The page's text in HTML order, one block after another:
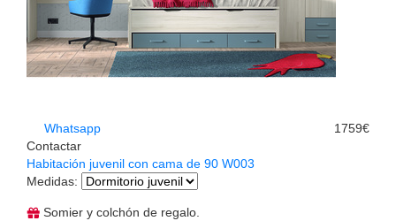
Whatsapp
Contactar
1759€
Habitación juvenil con cama de 90 W003
Medidas:
Somier y colchón de regalo.